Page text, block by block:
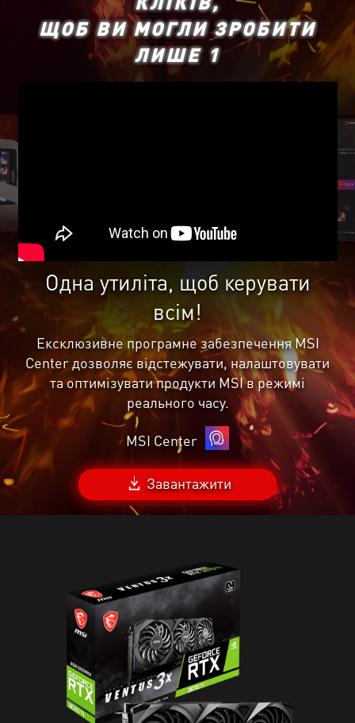
ЩОБ ВИ МОГЛИ ЗРОБИТИ
ЛИШЕ 1
Одна утиліта, щоб керувати
всім!
Ексклюзивне програмне забезпечення MSI
Center дозволяє відстежувати, налаштовувати
та оптимізувати продукти MSI в режимі
реального часу.
MSI Center
Завантажити